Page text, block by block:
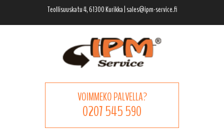
pääsisältöön
ensisijaiseen
alatunnisteeseen
Teollisuuskatu 4, 61300 Kurikka | sales@ipm-service.fi
VOIMMEKO PALVELLA?
0207 545 590